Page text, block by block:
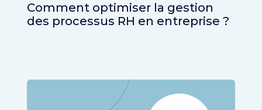
Comment optimiser la gestion
des processus RH en entreprise ?